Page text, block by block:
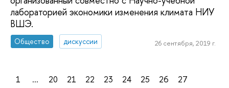
лабораторией экономики изменения климата НИУ
ВШЭ.
Общество дискуссии 26 сентября, 2019 г.
1 ... 20 21 22 23 24 25 26
27